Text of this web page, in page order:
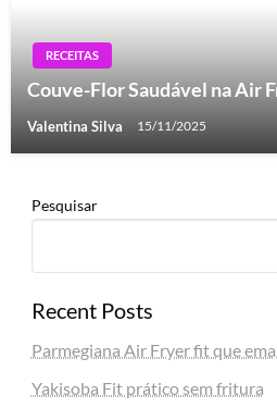
RECEITAS
Couve-Flor Saudável na Air
Valentina Silva 15/11/2025
Pesquisar
Recent Posts
Parmegiana Air Fryer fit que
Yakisoba Fit prático sem fritura